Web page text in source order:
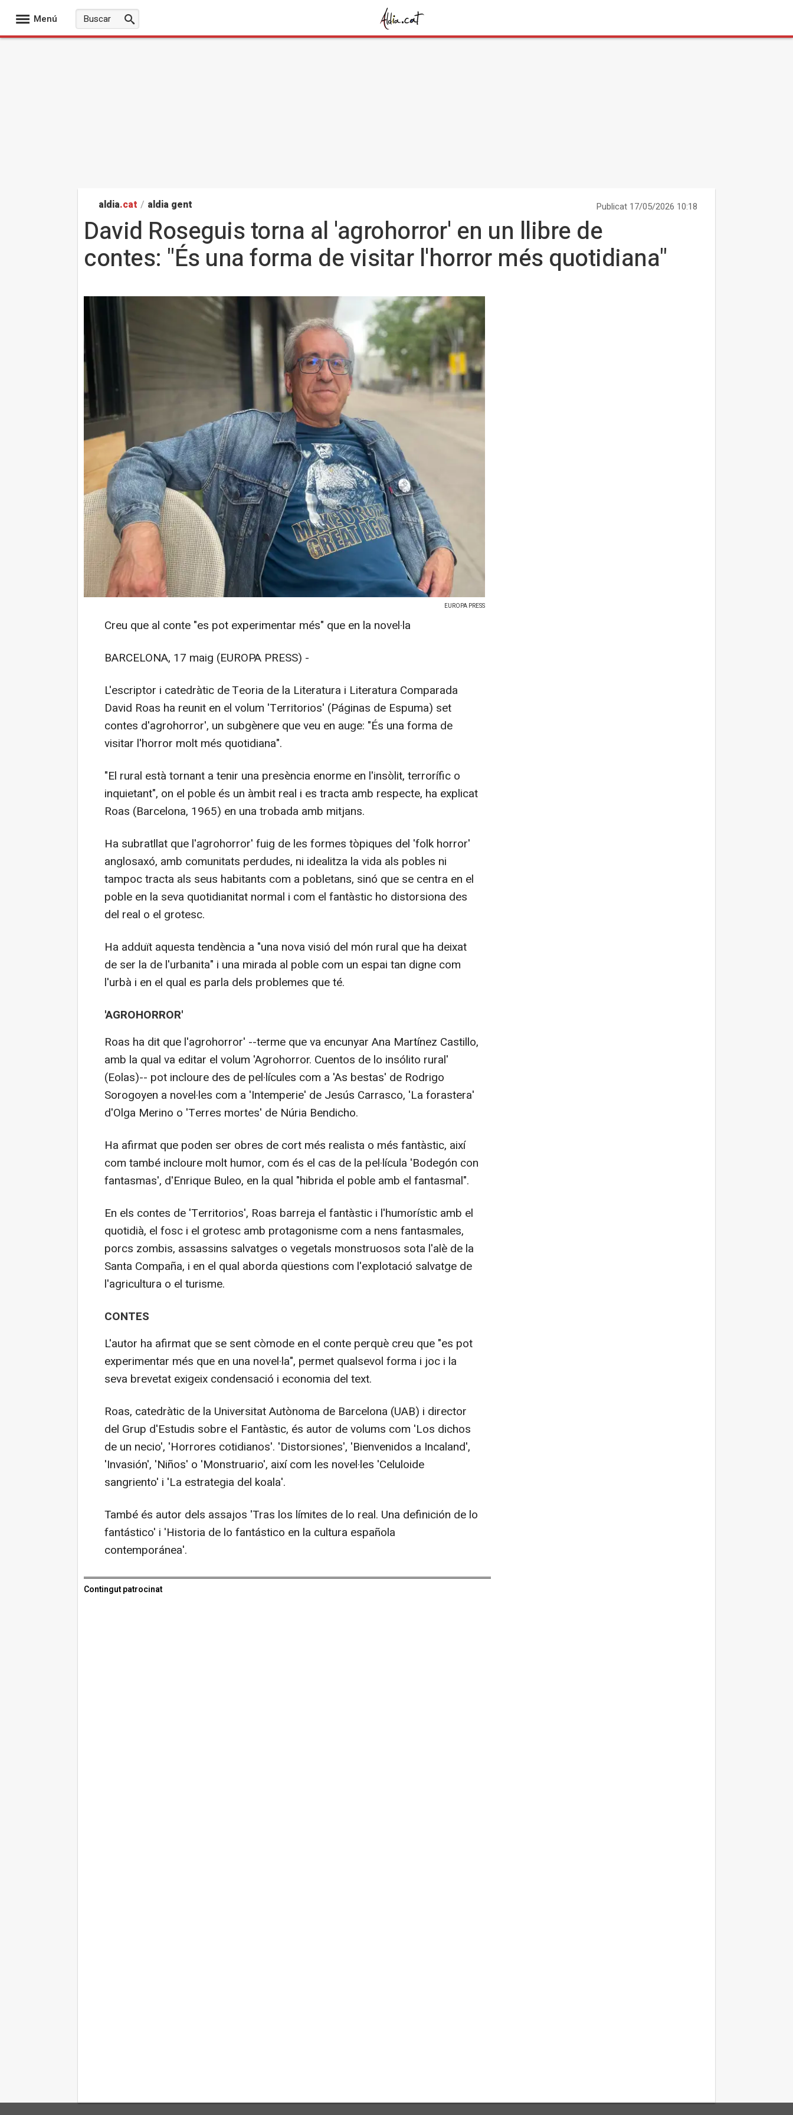
Menú
aldia.cat / aldia gent Publicat 17/05/2026 10:18
David Roseguis torna al 'agrohorror' en un llibre de
contes: "És una forma de visitar l'horror més quotidiana"
EUROPA PRESS
Creu que al conte "es pot experimentar més" que en la novel·la
BARCELONA, 17 maig (EUROPA PRESS) -
L'escriptor i catedràtic de Teoria de la Literatura i Literatura Comparada
David Roas ha reunit en el volum 'Territorios' (Páginas de Espuma) set
contes d'agrohorror', un subgènere que veu en auge: "És una forma de
visitar l'horror molt més quotidiana".
"El rural està tornant a tenir una presència enorme en l'insòlit, terrorífic o
inquietant", on el poble és un àmbit real i es tracta amb respecte, ha explicat
Roas (Barcelona, 1965) en una trobada amb mitjans.
Ha subratllat que l'agrohorror' fuig de les formes tòpiques del 'folk horror'
anglosaxó, amb comunitats perdudes, ni idealitza la vida als pobles ni
tampoc tracta als seus habitants com a pobletans, sinó que se centra en el
poble en la seva quotidianitat normal i com el fantàstic ho distorsiona des
del real o el grotesc.
Ha adduït aquesta tendència a "una nova visió del món rural que ha deixat
de ser la de l'urbanita" i una mirada al poble com un espai tan digne com
l'urbà i en el qual es parla dels problemes que té.
'AGROHORROR'
Roas ha dit que l'agrohorror' --terme que va encunyar Ana Martínez Castillo,
amb la qual va editar el volum 'Agrohorror. Cuentos de lo insólito rural'
(Eolas)-- pot incloure des de pel·lícules com a 'As bestas' de Rodrigo
Sorogoyen a novel·les com a 'Intemperie' de Jesús Carrasco, 'La forastera'
d'Olga Merino o 'Terres mortes' de Núria Bendicho.
Ha afirmat que poden ser obres de cort més realista o més fantàstic, així
com també incloure molt humor, com és el cas de la pel·lícula 'Bodegón con
fantasmas', d'Enrique Buleo, en la qual "hibrida el poble amb el fantasmal".
En els contes de 'Territorios', Roas barreja el fantàstic i l'humorístic amb el
quotidià, el fosc i el grotesc amb protagonisme com a nens fantasmales,
porcs zombis, assassins salvatges o vegetals monstruosos sota l'alè de la
Santa Compaña, i en el qual aborda qüestions com l'explotació salvatge de
l'agricultura o el turisme.
CONTES
L'autor ha afirmat que se sent còmode en el conte perquè creu que "es pot
experimentar més que en una novel·la", permet qualsevol forma i joc i la
seva brevetat exigeix condensació i economia del text.
Roas, catedràtic de la Universitat Autònoma de Barcelona (UAB) i director
del Grup d'Estudis sobre el Fantàstic, és autor de volums com 'Los dichos
de un necio', 'Horrores cotidianos'. 'Distorsiones', 'Bienvenidos a Incaland',
'Invasión', 'Niños' o 'Monstruario', així com les novel·les 'Celuloide
sangriento' i 'La estrategia del koala'.
També és autor dels assajos 'Tras los límites de lo real. Una definición de lo
fantástico' i 'Historia de lo fantástico en la cultura española
contemporánea'.
Contingut patrocinat